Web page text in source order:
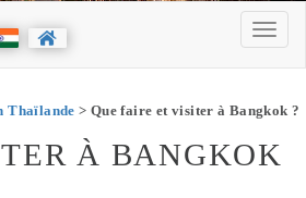
Thaïlande > Que faire et visiter à Bangkok ?
À BANGKOK